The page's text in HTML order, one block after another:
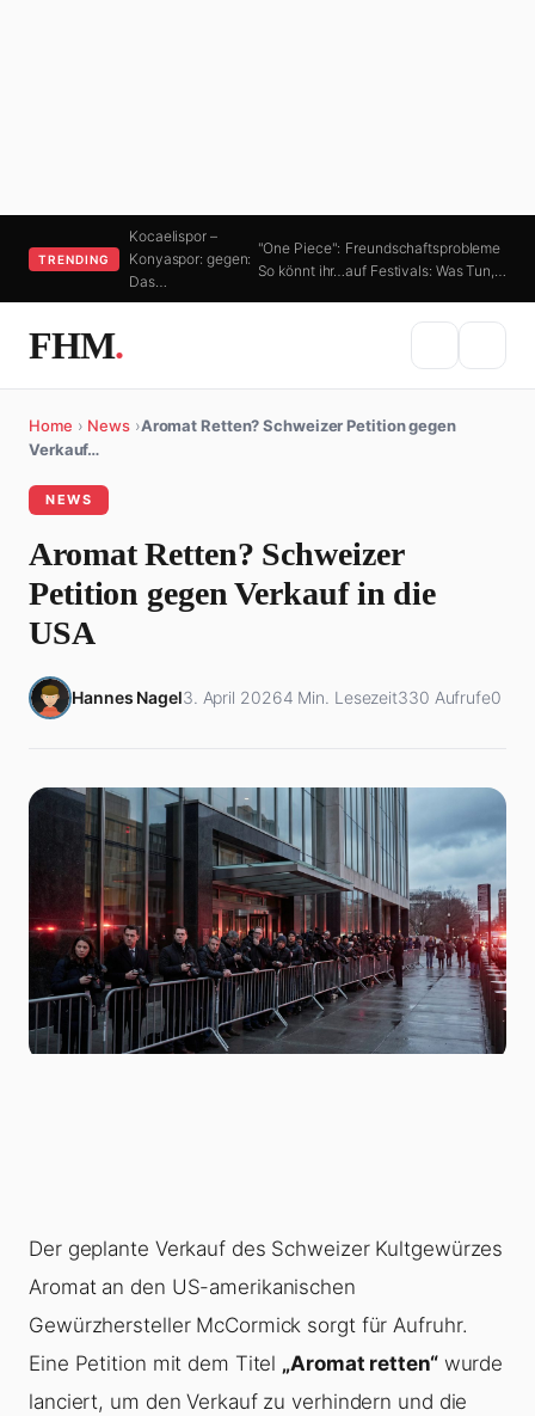
TRENDING
Kocaelispor –
Konyaspor: gegen:
Das…
"One Piece":
So könnt ihr…
Freundschaftsprobleme
auf Festivals: Was Tun,…
FHM.
Home › News ›Aromat Retten? Schweizer Petition gegen
Verkauf…
NEWS
Aromat Retten? Schweizer
Petition gegen Verkauf in die
USA
Hannes Nagel3. April 20264 Min. Lesezeit330 Aufrufe0
Der geplante Verkauf des Schweizer Kultgewürzes
Aromat an den US-amerikanischen
Gewürzhersteller McCormick sorgt für Aufruhr.
Eine Petition mit dem Titel „Aromat retten“wurde
lanciert, um den Verkauf zu verhindern und die